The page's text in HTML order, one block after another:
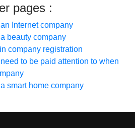
pages :
Internet company
beauty company
company registration
to be paid attention to when
smart home company